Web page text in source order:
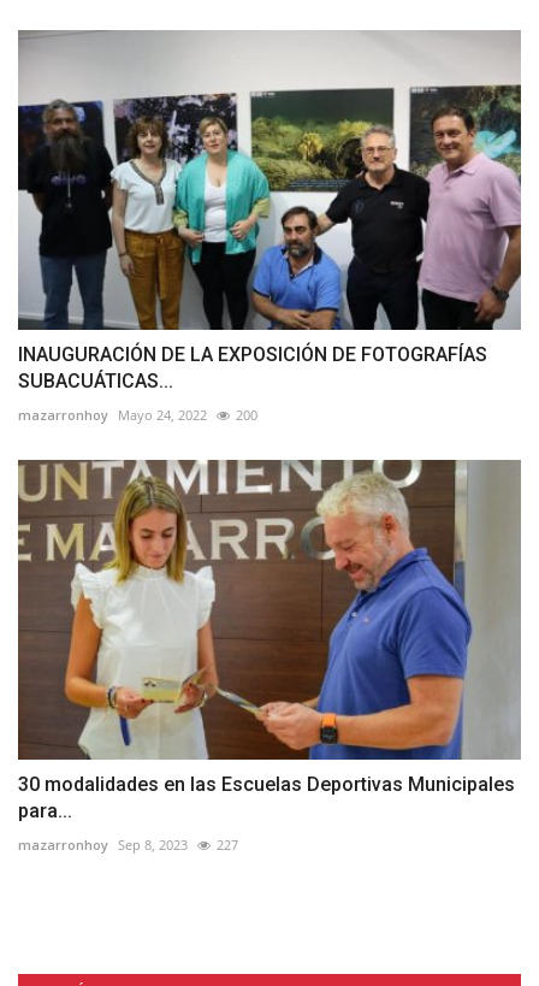
INAUGURACIÓN DE LA EXPOSICIÓN DE FOTOGRAFÍAS
SUBACUÁTICAS...
mazarronhoy Mayo 24, 2022 200
30 modalidades en las Escuelas Deportivas Municipales
para...
mazarronhoy Sep 8, 2023 227